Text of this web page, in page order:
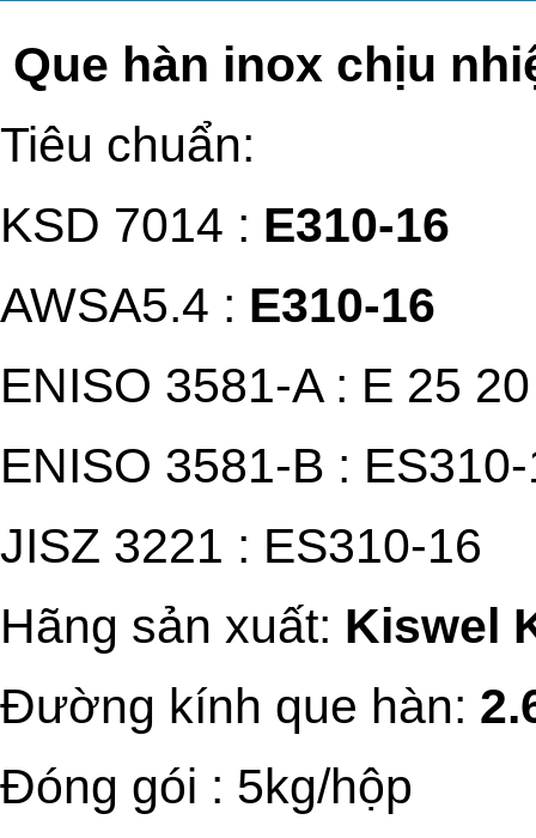
Que hàn inox chịu
Tiêu chuẩn:
KSD 7014 : E310-16
AWSA5.4 : E310-16
ENISO 3581-A : E 25
ENISO 3581-B :
JISZ 3221 : ES310-16
Hãng sản xuất: Kiswel
Đường kính que hàn:
Đóng gói : 5kg/hộp